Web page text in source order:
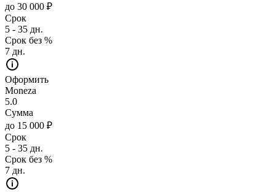
до 30 000 ₽
Срок
5 - 35 дн.
Срок без %
7 дн.
Оформить
Moneza
5.0
Сумма
до 15 000 ₽
Срок
5 - 35 дн.
Срок без %
7 дн.